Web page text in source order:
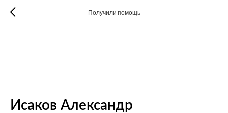
Получили помощь
Исаков Александр